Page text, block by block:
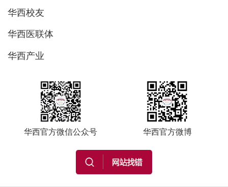
华西校友
华西医联体
华西产业
华西官方微信公众号 华西官方微博